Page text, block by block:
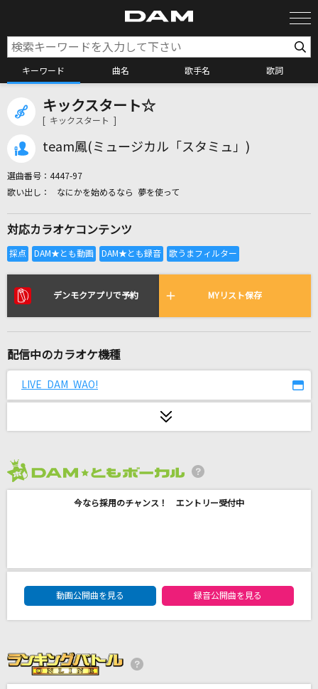
キーワード 曲名 歌手名 歌詞
カラオケ検索
全国りれき
リアルタイムで歌われている曲の一覧
未来カンパネラ
恋音と雨空
そばかす
RADWIMPS
キックスタート☆
[ キックスタート ]
team鳳(ミュージカル「スタミュ」)
選曲番号： 4447-97
なにかを始めるなら 夢を使って
対応カラオケコンテンツ
デンモクアプリで予約 MYリスト保存
配信中のカラオケ機種
LIVE DAM WAO!
今なら採用のチャンス！ エントリー受付中
DAM★ともボーカルエントリーランキング
動画公開曲を見る
録音公開曲を見る